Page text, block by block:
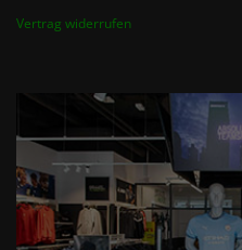
Vertrag widerrufen